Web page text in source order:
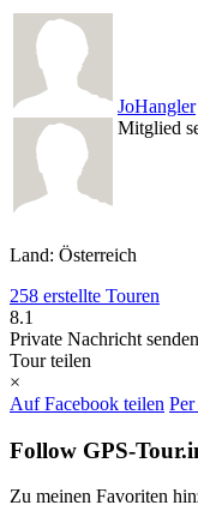
JoHangler
Mitglied
Land: Österreich
258 erstellte Touren
8.1
Private Nachricht senden
Tour teilen
×
Auf Facebook teilen
Follow GPS-
Zu meinen Favoriten